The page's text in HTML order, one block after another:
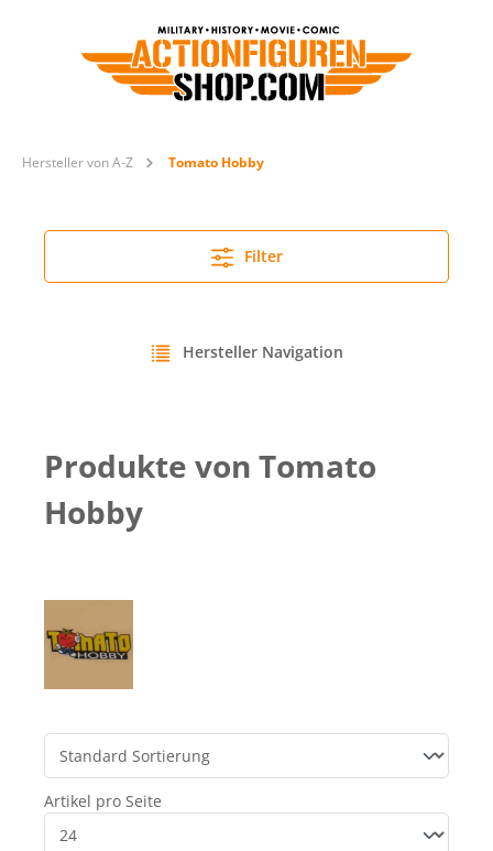
Hersteller von A-Z Tomato Hobby
Filter
Hersteller Navigation
Produkte von Tomato
Hobby
Artikel pro Seite